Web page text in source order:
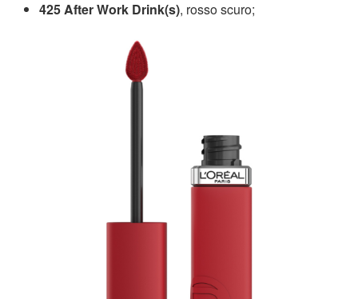
425 After Work Drink(s), rosso scuro;